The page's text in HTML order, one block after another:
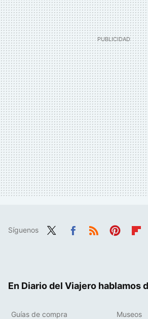
Síguenos
En Diario del Viajero hablamos
Guías de compra Museos